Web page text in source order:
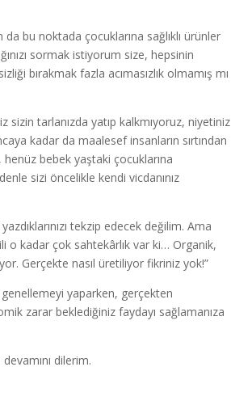
bu noktada çocuklarına sağlıklı ürünler
sormak istiyorum size, hepsinin
bırakmak fazla acımasızlık olmamış mı
sizin tarlanızda yatıp kalkmıyoruz, niyetiniz
kadar da maalesef insanların sırtından
henüz bebek yaştaki çocuklarına
sizi öncelikle kendi vicdanınız
tekzip edecek değilim. Ama
o kadar çok sahtekârlık var ki… Organik,
Gerçekte nasıl üretiliyor fikriniz yok!”
genellemeyi yaparken, gerçekten
zarar beklediğiniz faydayı sağlamanıza
devamını dilerim.